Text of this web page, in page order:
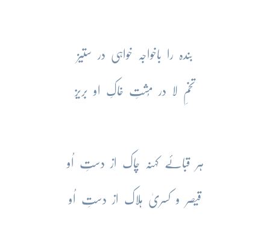
بندہ را باخواجہ خواہی در ستیز
تخمِ لا در مُشتِ خاکِ او بریز
ہر قبائے کہنہ چاک از دستِ اُو
قیصر و کسریٰ ہلاک از دستِ اُو